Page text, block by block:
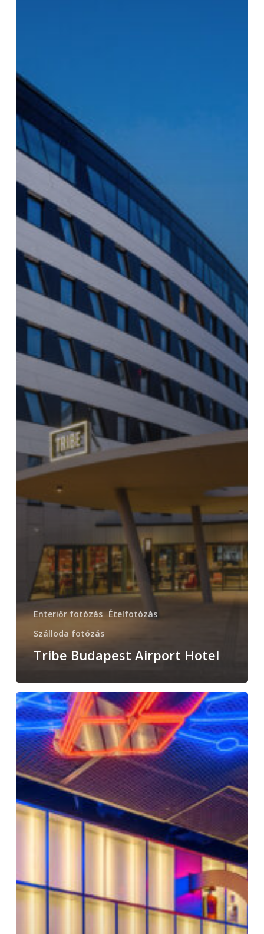
Enteriőr fotózás Ételfotózás
Szálloda fotózás
Tribe Budapest Airport Hotel
You
Hotel
Budapest
–
Handwritten
Collection